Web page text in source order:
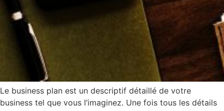
Le business plan est un descriptif détaillé de votre
business tel que vous l’imaginez. Une fois tous les détails